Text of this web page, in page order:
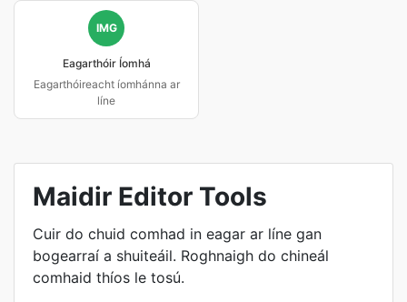
IMG
Eagarthóir Íomhá
Eagarthóireacht íomhánna ar
líne
Maidir Editor Tools
Cuir do chuid comhad in eagar ar líne gan
bogearraí a shuiteáil. Roghnaigh do chineál
comhaid thíos le tosú.